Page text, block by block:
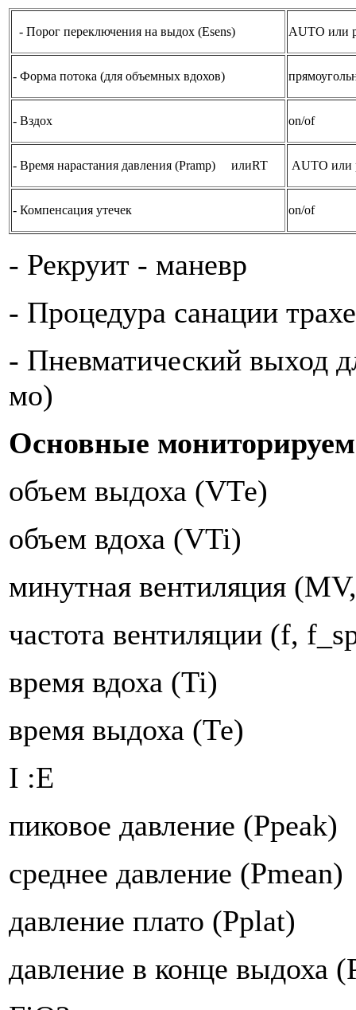
- Порог переключения на выдох (Esens) AUTO или
- Форма потока (для объемных вдохов)
- Вздох on/of
- Время нарастания давления (Pramp) илиRT AUTO или
- Компенсация утечек оn/of
- Рекруит - маневр
- Процедура санации
- Пневматический выход
мо)
Основные
объем выдоха (VТе)
объем вдоха (VTi)
минутная вентиляция
частота вентиляции (f,
время вдоха (Ti)
время выдоха (Те)
I :Е
пиковое давление (Ppeak)
среднее давление (Pmean)
давление плато (Pplat)
давление в конце выдоха